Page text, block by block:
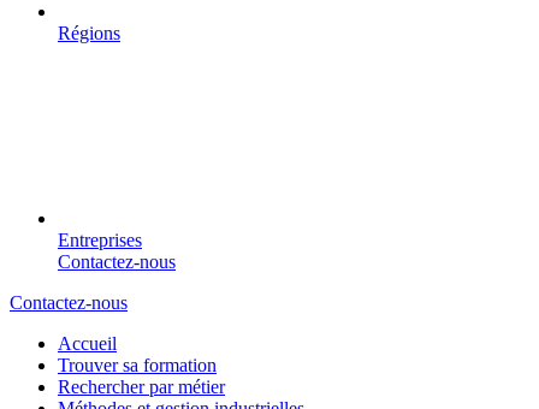
Régions
Entreprises
Contactez-nous
Contactez-nous
Accueil
Trouver sa formation
Rechercher par métier